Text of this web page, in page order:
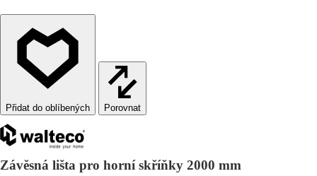
Porovnat
Závěsná lišta pro horní skříňky 2000 mm